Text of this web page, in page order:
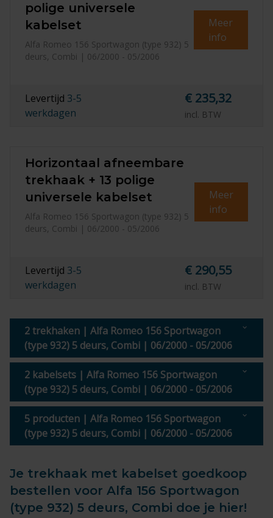
polige universele
kabelset
Alfa Romeo 156 Sportwagon (type 932) 5
deurs, Combi | 06/2000 - 05/2006
Meer
info
Levertijd 3-5
werkdagen
€ 235,32
incl. BTW
Horizontaal afneembare
trekhaak + 13 polige
universele kabelset
Alfa Romeo 156 Sportwagon (type 932) 5
deurs, Combi | 06/2000 - 05/2006
Meer
info
Levertijd 3-5
werkdagen
€ 290,55
incl. BTW
2 trekhaken | Alfa Romeo 156 Sportwagon
(type 932) 5 deurs, Combi | 06/2000 - 05/2006
2 kabelsets | Alfa Romeo 156 Sportwagon
(type 932) 5 deurs, Combi | 06/2000 - 05/2006
5 producten | Alfa Romeo 156 Sportwagon
(type 932) 5 deurs, Combi | 06/2000 - 05/2006
Je trekhaak met kabelset goedkoop
bestellen voor Alfa 156 Sportwagon
(type 932) 5 deurs, Combi doe je hier!